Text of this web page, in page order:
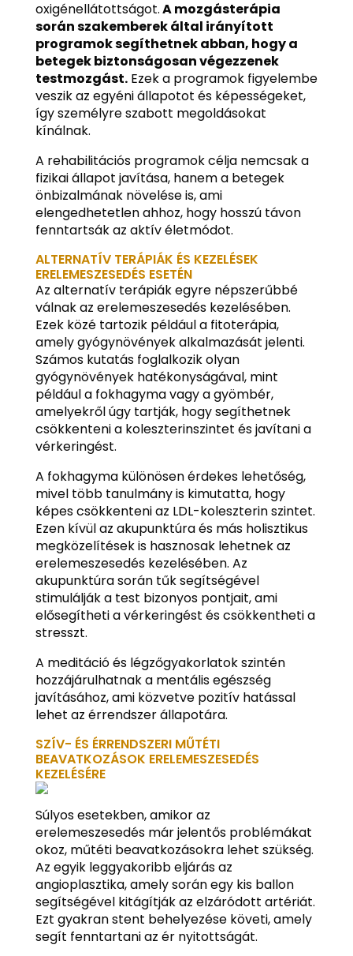
oxigénellátottságot.A mozgásterápia
során szakemberek által irányított
programok segíthetnek abban, hogy a
betegek biztonságosan végezzenek
testmozgást.Ezek a programok figyelembe
veszik az egyéni állapotot és képességeket,
így személyre szabott megoldásokat
kínálnak.
A rehabilitációs programok célja nemcsak a
fizikai állapot javítása, hanem a betegek
önbizalmának növelése is, ami
elengedhetetlen ahhoz, hogy hosszú távon
fenntartsák az aktív életmódot.
ALTERNATÍV TERÁPIÁK ÉS KEZELÉSEK
ERELEMESZESEDÉS ESETÉN
Az alternatív terápiák egyre népszerűbbé
válnak az erelemeszesedés kezelésében.
Ezek közé tartozik például a fitoterápia,
amely gyógynövények alkalmazását jelenti.
Számos kutatás foglalkozik olyan
gyógynövények hatékonyságával, mint
például a fokhagyma vagy a gyömbér,
amelyekről úgy tartják, hogy segíthetnek
csökkenteni a koleszterinszintet és javítani a
vérkeringést.
A fokhagyma különösen érdekes lehetőség,
mivel több tanulmány is kimutatta, hogy
képes csökkenteni az LDL-koleszterin szintet.
Ezen kívül az akupunktúra és más holisztikus
megközelítések is hasznosak lehetnek az
erelemeszesedés kezelésében. Az
akupunktúra során tűk segítségével
stimulálják a test bizonyos pontjait, ami
elősegítheti a vérkeringést és csökkentheti a
stresszt.
A meditáció és légzőgyakorlatok szintén
hozzájárulhatnak a mentális egészség
javításához, ami közvetve pozitív hatással
lehet az érrendszer állapotára.
SZÍV- ÉS ÉRRENDSZERI MŰTÉTI
BEAVATKOZÁSOK ERELEMESZESEDÉS
KEZELÉSÉRE
Súlyos esetekben, amikor az
erelemeszesedés már jelentős problémákat
okoz, műtéti beavatkozásokra lehet szükség.
Az egyik leggyakoribb eljárás az
angioplasztika, amely során egy kis ballon
segítségével kitágítják az elzáródott artériát.
Ezt gyakran stent behelyezése követi, amely
segít fenntartani az ér nyitottságát.